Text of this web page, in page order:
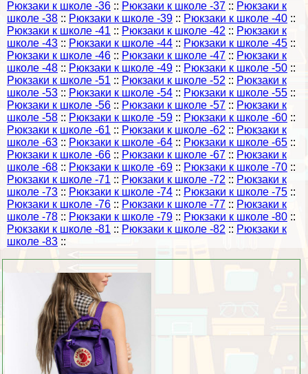
Рюкзаки к школе -36 :: Рюкзаки к школе -37 :: Рюкзаки к
школе -38 :: Рюкзаки к школе -39 :: Рюкзаки к школе -40 ::
Рюкзаки к школе -41 :: Рюкзаки к школе -42 :: Рюкзаки к
школе -43 :: Рюкзаки к школе -44 :: Рюкзаки к школе -45 ::
Рюкзаки к школе -46 :: Рюкзаки к школе -47 :: Рюкзаки к
школе -48 :: Рюкзаки к школе -49 :: Рюкзаки к школе -50 ::
Рюкзаки к школе -51 :: Рюкзаки к школе -52 :: Рюкзаки к
школе -53 :: Рюкзаки к школе -54 :: Рюкзаки к школе -55 ::
Рюкзаки к школе -56 :: Рюкзаки к школе -57 :: Рюкзаки к
школе -58 :: Рюкзаки к школе -59 :: Рюкзаки к школе -60 ::
Рюкзаки к школе -61 :: Рюкзаки к школе -62 :: Рюкзаки к
школе -63 :: Рюкзаки к школе -64 :: Рюкзаки к школе -65 ::
Рюкзаки к школе -66 :: Рюкзаки к школе -67 :: Рюкзаки к
школе -68 :: Рюкзаки к школе -69 :: Рюкзаки к школе -70 ::
Рюкзаки к школе -71 :: Рюкзаки к школе -72 :: Рюкзаки к
школе -73 :: Рюкзаки к школе -74 :: Рюкзаки к школе -75 ::
Рюкзаки к школе -76 :: Рюкзаки к школе -77 :: Рюкзаки к
школе -78 :: Рюкзаки к школе -79 :: Рюкзаки к школе -80 ::
Рюкзаки к школе -81 :: Рюкзаки к школе -82 :: Рюкзаки к
школе -83 ::